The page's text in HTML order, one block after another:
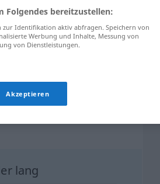
lang
lang
Folgendes bereitzustellen:
zur Identifikation aktiv abfragen. Speichern von
Werbung und Inhalte, Messung von
von Dienstleistungen.
Akzeptieren